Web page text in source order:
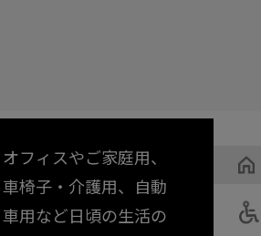
オフィスやご家庭用、
車椅子・介護用、自動
車用など日頃の生活の